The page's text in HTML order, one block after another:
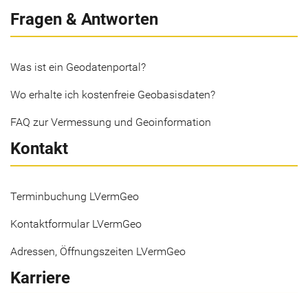
Fragen & Antworten
Was ist ein Geodatenportal?
Wo erhalte ich kostenfreie Geobasisdaten?
FAQ zur Vermessung und Geoinformation
Kontakt
Terminbuchung LVermGeo
Kontaktformular LVermGeo
Adressen, Öffnungszeiten LVermGeo
Karriere